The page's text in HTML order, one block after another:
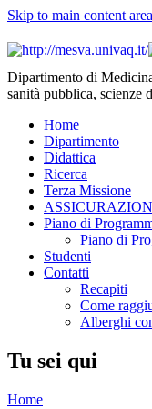
Skip to main content area
Dipartimento di
sanità pubblica, scienze
Home
Dipartimento
Didattica
Ricerca
Terza Missione
Piano di
Piano di
Studenti
Contatti
Recapiti
Come
Alberghi
Tu sei qui
Home